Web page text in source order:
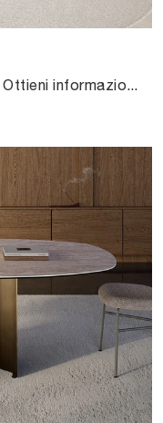
Vuoi impreziosire spazi design? Ottieni informazioni sui tavoli design fissi: il modello da pranzo Papelito Wood ti attende.